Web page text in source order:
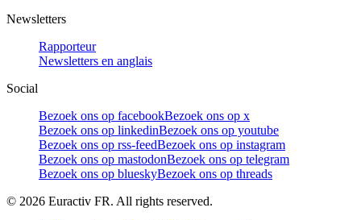
Newsletters
Rapporteur
Newsletters en anglais
Social
Bezoek ons op facebookBezoek ons op x
Bezoek ons op linkedinBezoek ons op youtube
Bezoek ons op rss-feedBezoek ons op instagram
Bezoek ons op mastodonBezoek ons op telegram
Bezoek ons op blueskyBezoek ons op threads
© 2026 Euractiv FR. All rights reserved.